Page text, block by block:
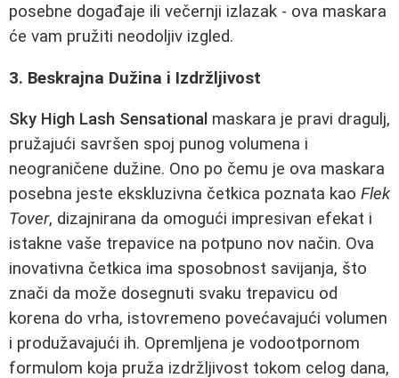
posebne događaje ili večernji izlazak - ova maskara
će vam pružiti neodoljiv izgled.
3. Beskrajna Dužina i Izdržljivost
Sky High Lash Sensational maskara je pravi dragulj,
pružajući savršen spoj punog volumena i
neograničene dužine. Ono po čemu je ova maskara
posebna jeste ekskluzivna četkica poznata kao Flek
Tover, dizajnirana da omogući impresivan efekat i
istakne vaše trepavice na potpuno nov način. Ova
inovativna četkica ima sposobnost savijanja, što
znači da može dosegnuti svaku trepavicu od
korena do vrha, istovremeno povećavajući volumen
i produžavajući ih. Opremljena je vodootpornom
formulom koja pruža izdržljivost tokom celog dana,